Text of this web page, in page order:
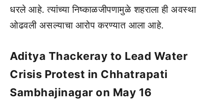
धरले आहे. त्यांच्या निष्काळजीपणामुळे शहराला ही अवस्था
ओढवली असल्याचा आरोप करण्यात आला आहे.
Aditya Thackeray to Lead Water
Crisis Protest in Chhatrapati
Sambhajinagar on May 16